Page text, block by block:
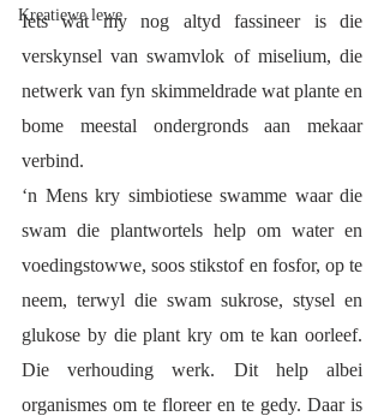
Kreatiewe lewe
Iets wat my nog altyd fassineer is die
verskynsel van swamvlok of miselium, die
netwerk van fyn skimmeldrade wat plante en
bome meestal ondergronds aan mekaar
verbind.
‘n Mens kry simbiotiese swamme waar die
swam die plantwortels help om water en
voedingstowwe, soos stikstof en fosfor, op te
neem, terwyl die swam sukrose, stysel en
glukose by die plant kry om te kan oorleef.
Die verhouding werk. Dit help albei
organismes om te floreer en te gedy. Daar is